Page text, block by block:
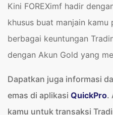
Kini FOREXimf hadir
khusus buat manjain
berbagai keuntungan
dengan Akun Gold yang
Dapatkan juga informasi
emas di aplikasi QuickPro.
kamu untuk transaksi